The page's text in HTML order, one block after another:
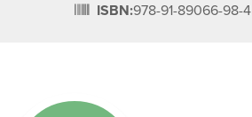
ISBN:978-91-89066-98-4